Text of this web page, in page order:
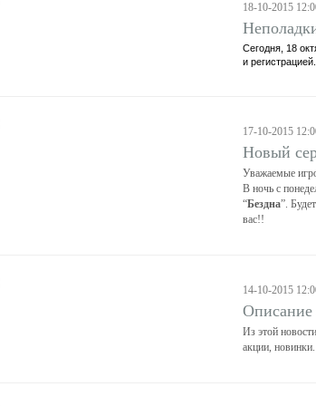
18-10-2015
Сегодня, 18
и регистрацией.
17-10-2015
Новый
Уважаемые
В ночь с
“Бездна”.
вас!!
14-10-2015
Описание
Из этой
акции, новинки.